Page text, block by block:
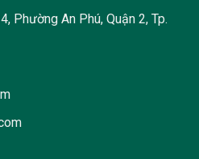
Phường An Phú, Quận 2, Tp.